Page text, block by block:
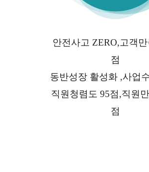
안전사고 ZERO,고객
점
동반성장 활성화 ,사업
직원청렴도 95점,직원
점